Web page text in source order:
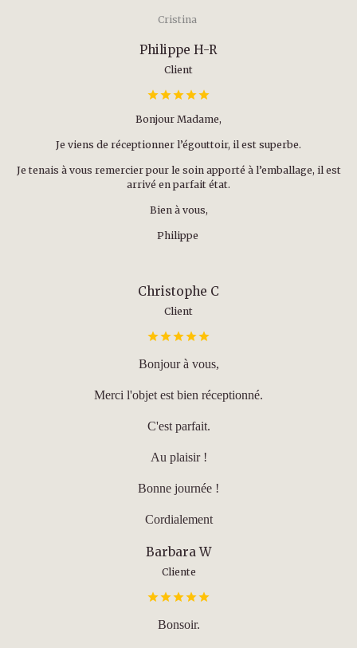
Cristina
Philippe H-R
Client
Bonjour Madame,
Je viens de réceptionner l’égouttoir, il est superbe.
Je tenais à vous remercier pour le soin apporté à l’emballage, il est
arrivé en parfait état.
Bien à vous,
Philippe
Christophe C
Client
Bonjour à vous,
Merci l'objet est bien réceptionné.
C'est parfait.
Au plaisir !
Bonne journée !
Cordialement
Barbara W
Cliente
Bonsoir.